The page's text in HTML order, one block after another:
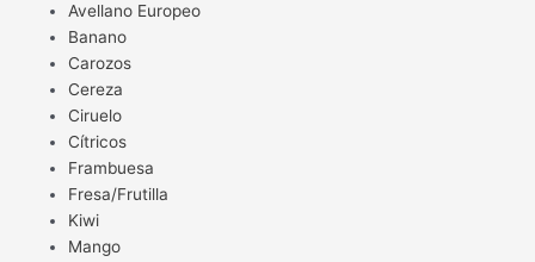
Avellano Europeo
Banano
Carozos
Cereza
Ciruelo
Cítricos
Frambuesa
Fresa/Frutilla
Kiwi
Mango